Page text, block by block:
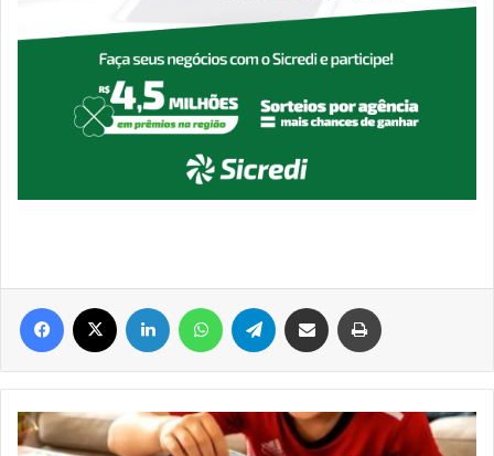
Facebook Linkedin WhatsAppTelegram Compartilhar via e-mail
Golpe
do